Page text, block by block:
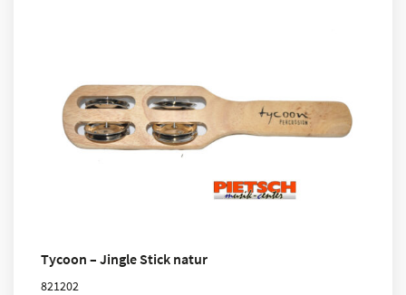
Tycoon – Jingle Stick natur
821202